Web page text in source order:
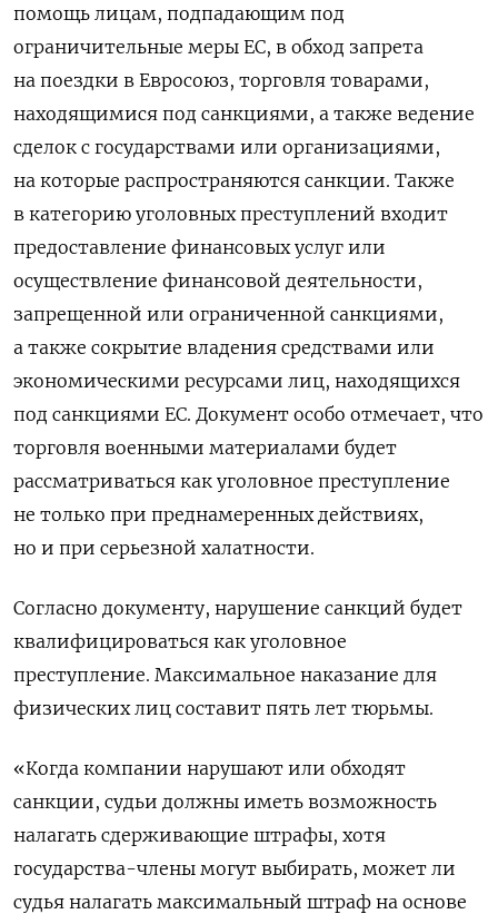
помощь лицам, подпадающим под
ограничительные меры ЕС, в обход запрета
на поездки в Евросоюз, торговля товарами,
находящимися под санкциями, а также ведение
сделок с государствами или организациями,
на которые распространяются санкции. Также
в категорию уголовных преступлений входит
предоставление финансовых услуг или
осуществление финансовой деятельности,
запрещенной или ограниченной санкциями,
а также сокрытие владения средствами или
экономическими ресурсами лиц, находящихся
под санкциями ЕС. Документ особо отмечает, что
торговля военными материалами будет
рассматриваться как уголовное преступление
не только при преднамеренных действиях,
но и при серьезной халатности.
Согласно документу, нарушение санкций будет
квалифицироваться как уголовное
преступление. Максимальное наказание для
физических лиц составит пять лет тюрьмы.
«Когда компании нарушают или обходят
санкции, судьи должны иметь возможность
налагать сдерживающие штрафы, хотя
государства-члены могут выбирать, может ли
судья налагать максимальный штраф на основе